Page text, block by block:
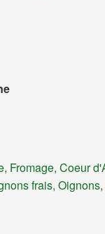
Fromage, Coeur
frais,